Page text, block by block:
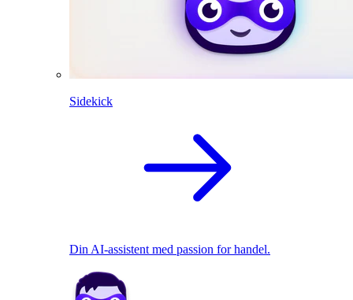
Sidekick
Din AI-assistent med passion for handel.